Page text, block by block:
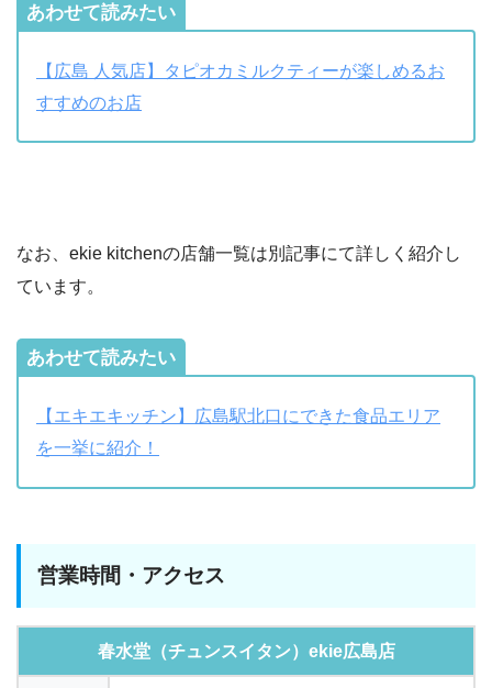
あわせて読みたい
【広島 人気店】タピオカミルクティーが楽しめるお
すすめのお店
なお、ekie kitchenの店舗一覧は別記事にて詳しく紹介し
ています。
あわせて読みたい
【エキエキッチン】広島駅北口にできた食品エリア
を一挙に紹介！
営業時間・アクセス
春水堂（チュンスイタン）ekie広島店